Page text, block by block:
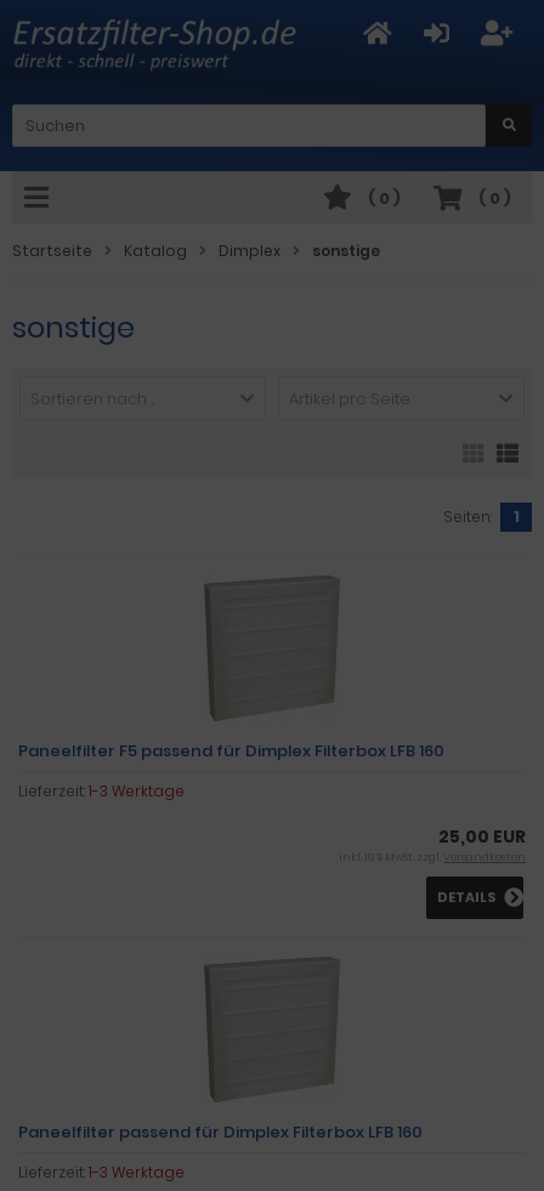
( 0 )
( 0 )
Startseite Katalog Dimplex sonstige
sonstige
Sortieren nach ... Artikel pro Seite
Seiten: 1
Paneelfilter F5 passend für Dimplex Filterbox LFB 160
Lieferzeit:1-3 Werktage
25,00 EUR
inkl. 19 % MwSt. zzgl. Versandkosten
DETAILS
Paneelfilter passend für Dimplex Filterbox LFB 160
Lieferzeit:1-3 Werktage